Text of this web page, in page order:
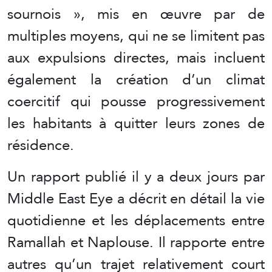
sournois », mis en œuvre par de
multiples moyens, qui ne se limitent pas
aux expulsions directes, mais incluent
également la création d’un climat
coercitif qui pousse progressivement
les habitants à quitter leurs zones de
résidence.
Un rapport publié il y a deux jours par
Middle East Eye a décrit en détail la vie
quotidienne et les déplacements entre
Ramallah et Naplouse. Il rapporte entre
autres qu’un trajet relativement court